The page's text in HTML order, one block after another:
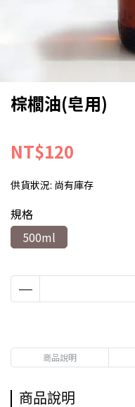
棕櫚油(皂用)
NT$120
供貨狀況: 尚有庫存
規格
500ml
商品說明
商品說明